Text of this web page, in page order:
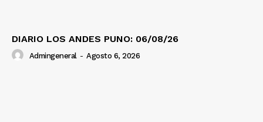
DIARIO LOS ANDES PUNO: 06/08/26
Admingeneral - Agosto 6, 2026